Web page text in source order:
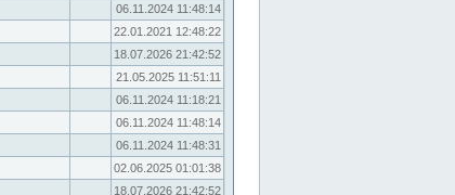
06.11.2024 11:48:14
22.01.2021 12:48:22
18.07.2026 21:42:52
21.05.2025 11:51:11
06.11.2024 11:18:21
06.11.2024 11:48:14
06.11.2024 11:48:31
02.06.2025 01:01:38
18.07.2026 21:42:52